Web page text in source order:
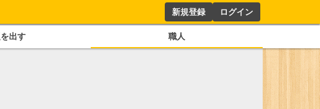
新規登録 ログイン
出す 職人